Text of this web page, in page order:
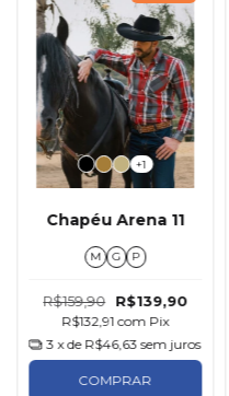
+1
Chapéu Arena 11
M G P
R$159,90 R$139,90
R$132,91com Pix
3 x de R$46,63 sem juros
COMPRAR